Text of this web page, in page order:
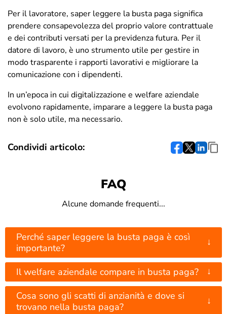
Per il lavoratore, saper leggere la busta paga significa
prendere consapevolezza del proprio valore contrattuale
e dei contributi versati per la previdenza futura. Per il
datore di lavoro, è uno strumento utile per gestire in
modo trasparente i rapporti lavorativi e migliorare la
comunicazione con i dipendenti.
In un’epoca in cui digitalizzazione e welfare aziendale
evolvono rapidamente, imparare a leggere la busta paga
non è solo utile, ma necessario.
Condividi articolo:
FAQ
Alcune domande frequenti...
Perché saper leggere la busta paga è così
importante?
↓
Il welfare aziendale compare in busta paga? ↓
Cosa sono gli scatti di anzianità e dove si
trovano nella busta paga?
↓